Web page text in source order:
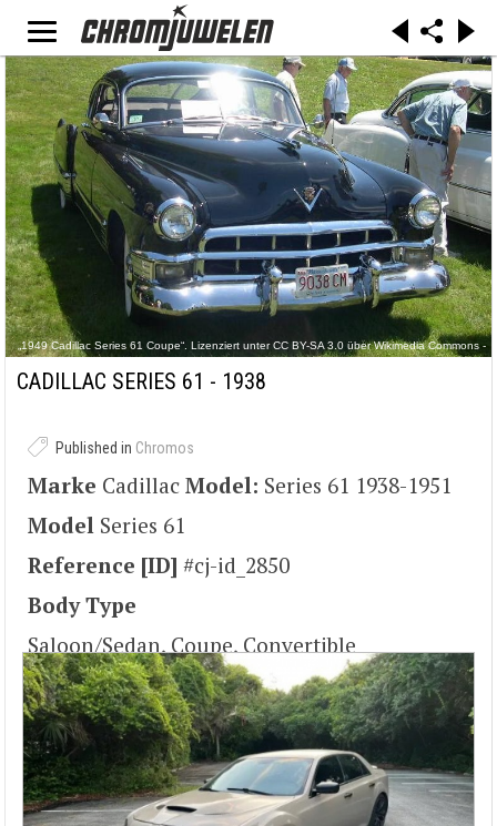
„1949 Cadillac Series 61 Coupe“. Lizenziert unter CC BY-SA 3.0 über Wikimedia Commons -
https://commons.wikimedia.org/wiki/File:1949_Cadillac_Series_61_Coupe.jpg#/media/File:19
CADILLAC SERIES 61 - 1938
Published in Chromos
Marke Cadillac Model: Series 61 1938-1951
Model Series 61
Reference [ID] #cj-id_2850
Body Type
Saloon/Sedan, Coupe, Convertible